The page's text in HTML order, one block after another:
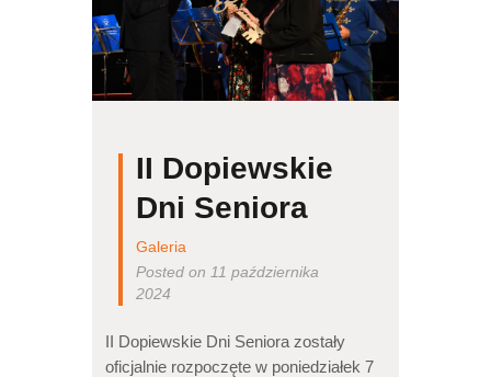
II Dopiewskie
Dni Seniora
Galeria
Posted on 11 października
2024
II Dopiewskie Dni Seniora zostały
oficjalnie rozpoczęte w poniedziałek 7